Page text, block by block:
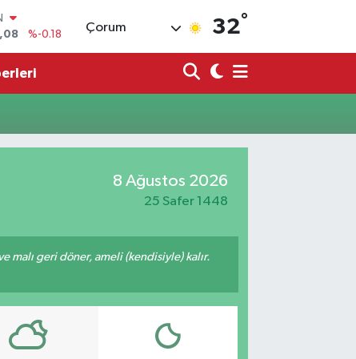
%-0.18
%0.18
Çorum 32°
8 Ağustos 2026
25 Safer 1448
malı geri döner, ameli (kendisiyle) kalır.